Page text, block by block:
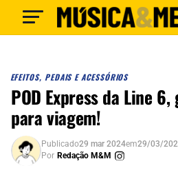
EFEITOS, PEDAIS E ACESSÓRIOS
POD Express da Line
para viagem!
Publicado29 mar 2024em29/03/
Por Redação M&M